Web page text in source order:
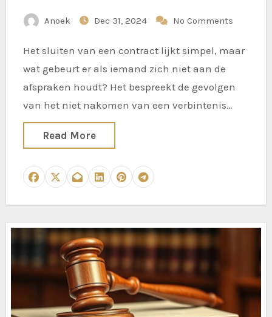
Anoek Dec 31, 2024 No Comments
Het sluiten van een contract lijkt simpel, maar
wat gebeurt er als iemand zich niet aan de
afspraken houdt? Het bespreekt de gevolgen
van het niet nakomen van een verbintenis…
Read More